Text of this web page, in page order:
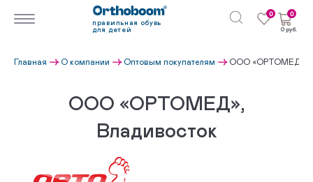
правильная обувь
для детей
0 0
0 руб.
Главная О компании Оптовым покупателям ООО «ОРТОМЕД»,
ООО «ОРТОМЕД»,
Владивосток